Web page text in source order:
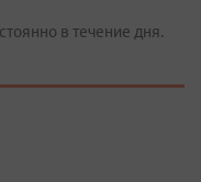
в течение дня.